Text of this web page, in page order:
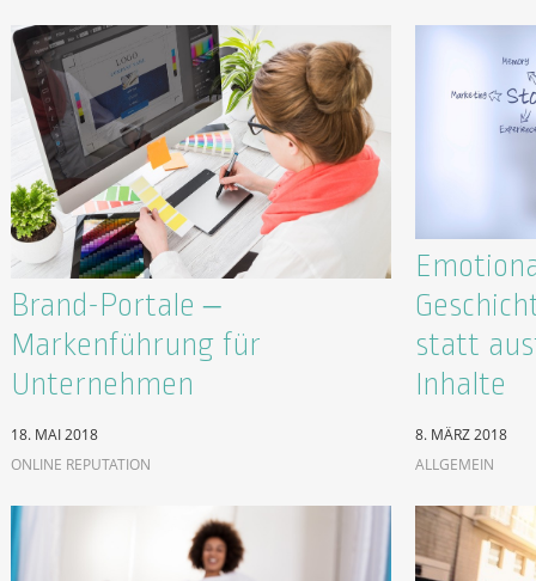
Brand-Portale –
Markenführung für
Unternehmen
18. MAI 2018
ONLINE REPUTATION
statt
Inhalte
8. MÄRZ 2018
ALLGEMEIN